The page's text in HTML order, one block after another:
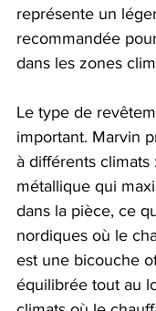
représente un
recommandée
dans les zones
Le type de
important. Marvin
à différents climats
métallique qui
dans la pièce, ce
nordiques où le
est une bicouche
équilibrée tout au